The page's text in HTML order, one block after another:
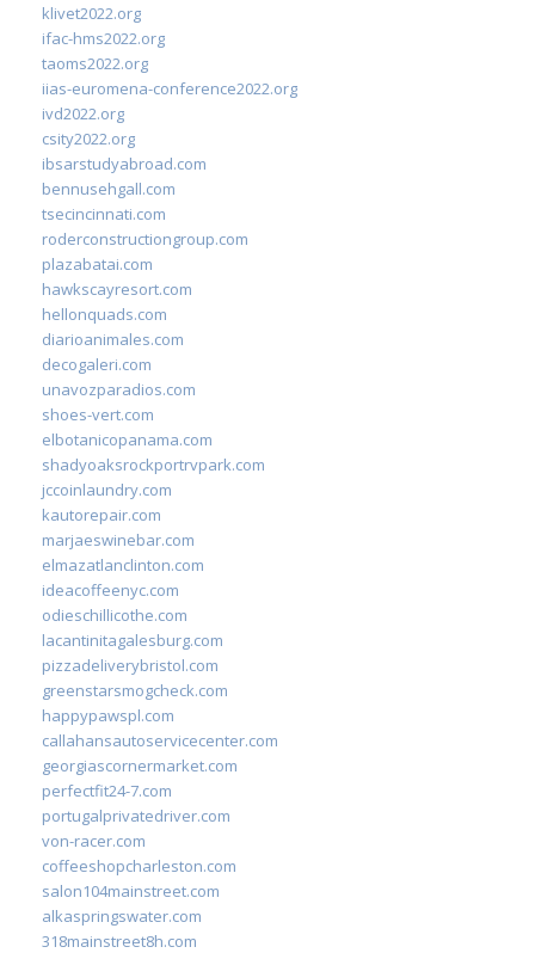
klivet2022.org
ifac-hms2022.org
taoms2022.org
iias-euromena-conference2022.org
ivd2022.org
csity2022.org
ibsarstudyabroad.com
bennusehgall.com
tsecincinnati.com
roderconstructiongroup.com
plazabatai.com
hawkscayresort.com
hellonquads.com
diarioanimales.com
decogaleri.com
unavozparadios.com
shoes-vert.com
elbotanicopanama.com
shadyoaksrockportrvpark.com
jccoinlaundry.com
kautorepair.com
marjaeswinebar.com
elmazatlanclinton.com
ideacoffeenyc.com
odieschillicothe.com
lacantinitagalesburg.com
pizzadeliverybristol.com
greenstarsmogcheck.com
happypawspl.com
callahansautoservicecenter.com
georgiascornermarket.com
perfectfit24-7.com
portugalprivatedriver.com
von-racer.com
coffeeshopcharleston.com
salon104mainstreet.com
alkaspringswater.com
318mainstreet8h.com